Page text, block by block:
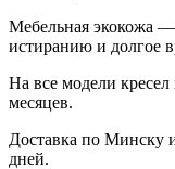
Мебельная экокожа —
истиранию и долгое
На все модели кресел
месяцев.
Доставка по Минску
дней.